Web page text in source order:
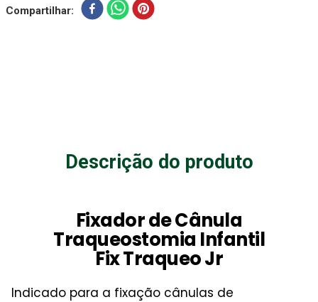
Compartilhar
Descrição do produto
Fixador de Cânula
Traqueostomia Infantil
Fix Traqueo Jr
Indicado para a fixação cânulas de